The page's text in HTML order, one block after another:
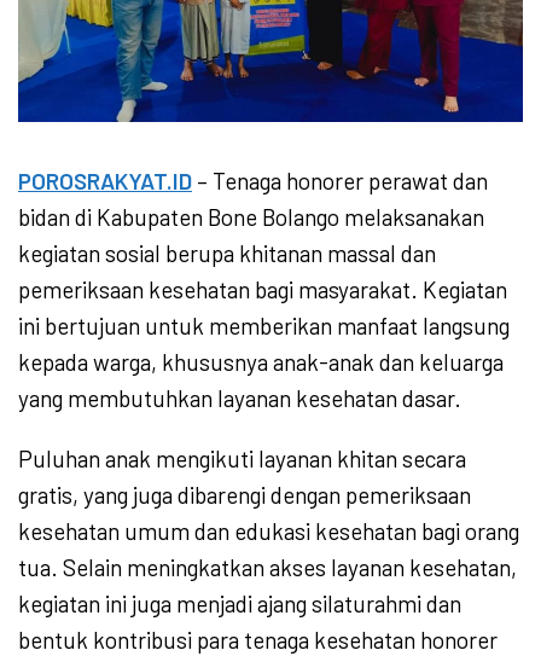
POROSRAKYAT.ID – Tenaga honorer perawat dan
bidan di Kabupaten Bone Bolango melaksanakan
kegiatan sosial berupa khitanan massal dan
pemeriksaan kesehatan bagi masyarakat. Kegiatan
ini bertujuan untuk memberikan manfaat langsung
kepada warga, khususnya anak-anak dan keluarga
yang membutuhkan layanan kesehatan dasar.
Puluhan anak mengikuti layanan khitan secara
gratis, yang juga dibarengi dengan pemeriksaan
kesehatan umum dan edukasi kesehatan bagi orang
tua. Selain meningkatkan akses layanan kesehatan,
kegiatan ini juga menjadi ajang silaturahmi dan
bentuk kontribusi para tenaga kesehatan honorer